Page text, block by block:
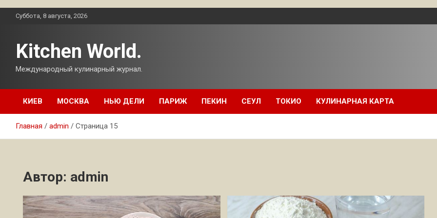
ПерейтиСуббота, 8 августа, 2026
Kitchen World.
Международный кулинарный журнал.
КИЕВ МОСКВА НЬЮ ДЕЛИ ПАРИЖ ПЕКИН СЕУЛ ТОКИО КУЛИНАРНАЯ КАРТА
Главная admin Страница 15
Автор: admin